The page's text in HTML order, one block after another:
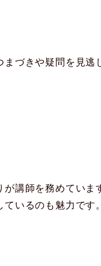
づきや疑問を見逃
講師を務めてい
いるのも魅力です。